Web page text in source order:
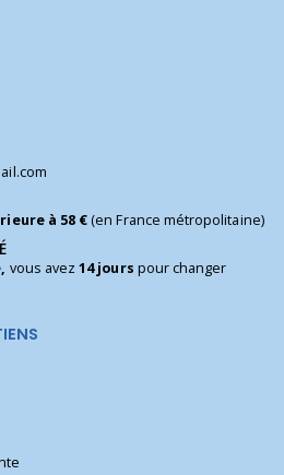
à 58 €(en France métropolitaine)
vous avez14 jours pour changer